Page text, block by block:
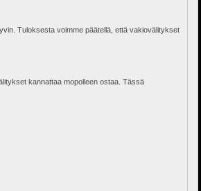
Tuloksesta voimme päätellä, että vakiovälitykset
kannattaa mopolleen ostaa. Tässä